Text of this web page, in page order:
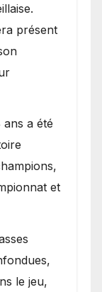
présent
ans a été
et
le jeu,